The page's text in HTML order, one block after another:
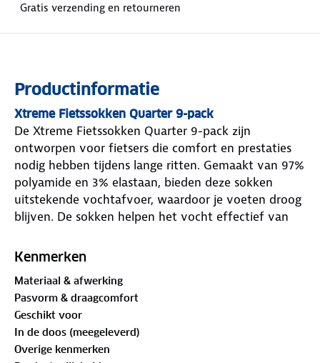
Gratis verzending en retourneren
Productinformatie
Xtreme Fietssokken Quarter 9-pack
De Xtreme Fietssokken Quarter 9-pack zijn
ontworpen voor fietsers die comfort en prestaties
nodig hebben tijdens lange ritten. Gemaakt van 97%
polyamide en 3% elastaan, bieden deze sokken
uitstekende vochtafvoer, waardoor je voeten droog
blijven. De sokken helpen het vocht effectief van
wielrennen als mountainbiken. De naadloze
efficiënte krachtsoverdracht naar de pedalen. De
fietssokken zijn ontworpen om drukpunten te
verminderen, zodat je ongestoord kunt blijven
fietsen. Het elastische boord biedt een stevige
pasvorm zonder te veel druk op de kuiten, zelfs
Kenmerken
Materiaal & afwerking
Pasvorm & draagcomfort
Geschikt voor
In de doos (meegeleverd)
Overige kenmerken